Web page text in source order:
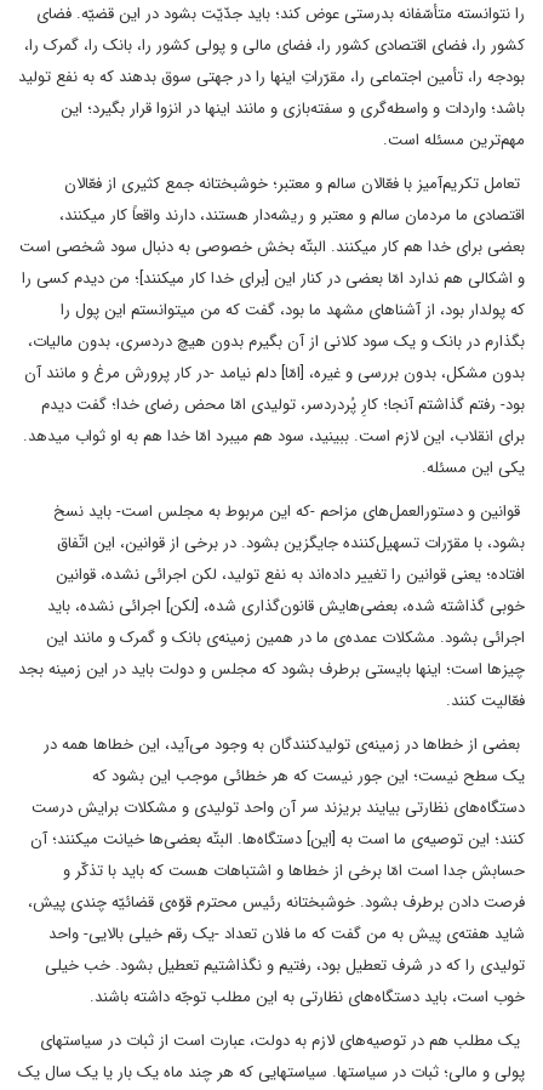
را نتوانسته متأسّفانه بدرستی عوض کند؛ باید جدّیّت بشود در این قضیّه. فضای
کشور را، فضای اقتصادی کشور را، فضای مالی و پولی کشور را، بانک را، گمرک را،
بودجه را، تأمین اجتماعی را، مقرّراتِ اینها را در جهتی سوق بدهند که به نفع تولید
باشد؛ واردات و واسطه‌گری و سفته‌بازی و مانند اینها در انزوا قرار بگیرد؛ این
مهم‌ترین مسئله است.
تعامل تکریم‌آمیز با فعّالان سالم و معتبر؛ خوشبختانه جمع کثیری از فعّالان
اقتصادی ما مردمان سالم و معتبر و ریشه‌دار هستند، دارند واقعاً کار میکنند،
بعضی برای خدا هم کار میکنند. البتّه بخش خصوصی به دنبال سود شخصی است
و اشکالی هم ندارد امّا بعضی در کنار این [برای خدا کار میکنند]؛ من دیدم کسی را
که پولدار بود، از آشناهای مشهد ما بود، گفت که من میتوانستم این پول را
بگذارم در بانک و یک سود کلانی از آن بگیرم بدون هیچ دردسری، بدون مالیات،
بدون مشکل، بدون بررسی و غیره، [امّا] دلم نیامد -در کار پرورش مرغ و مانند آن
بود- رفتم گذاشتم آنجا؛ کارِ پُردردسر، تولیدی امّا محض رضای خدا؛ گفت دیدم
برای انقلاب، این لازم است. ببینید، سود هم میبرد امّا خدا هم به او ثواب میدهد.
یکی این مسئله.
قوانین و دستورالعمل‌های مزاحم -که این مربوط به مجلس است- باید نسخ
بشود، با مقرّرات تسهیل‌کننده جایگزین بشود. در برخی از قوانین، این اتّفاق
افتاده؛ یعنی قوانین را تغییر داده‌اند به نفع تولید، لکن اجرائی نشده، قوانین
خوبی گذاشته شده، بعضی‌هایش قانون‌گذاری شده، [لکن] اجرائی نشده، باید
اجرائی بشود. مشکلات عمده‌ی ما در همین زمینه‌ی بانک و گمرک و مانند این
چیزها است؛ اینها بایستی برطرف بشود که مجلس و دولت باید در این زمینه بجد
فعّالیت کنند.
بعضی از خطاها در زمینه‌ی تولیدکنندگان به وجود می‌آید، این خطاها همه در
یک سطح نیست؛ این‌ جور نیست که هر خطائی موجب این بشود که
دستگاه‌های نظارتی بیایند بریزند سر آن واحد تولیدی و مشکلات برایش درست
کنند؛ این توصیه‌ی ما است به [این] دستگاه‌ها. البتّه بعضی‌ها خیانت میکنند؛ آن
حسابش جدا است امّا برخی از خطاها و اشتباهات هست که باید با تذکّر و
فرصت دادن برطرف بشود. خوشبختانه رئیس محترم قوّه‌ی قضائیّه چندی پیش،
شاید هفته‌ی پیش به من گفت که ما فلان تعداد -یک رقم خیلی بالایی- واحد
تولیدی‌ را که در شرف تعطیل بود، رفتیم و نگذاشتیم تعطیل بشود. خب خیلی
خوب است، باید دستگاه‌های نظارتی به این مطلب توجّه داشته باشند.
یک مطلب هم در توصیه‌های لازم به دولت، عبارت است از ثبات در سیاستهای
پولی و مالی؛ ثبات در سیاستها. سیاستهایی که هر چند ماه یک بار یا یک سال یک